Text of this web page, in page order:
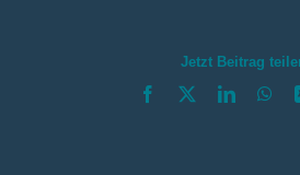
Jetzt Beitrag
Facebook LinkedIn